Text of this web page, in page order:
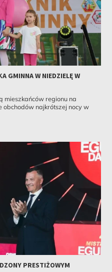
GMINNA W NIEDZIELĘ W
mieszkańców regionu na
najkrótszej nocy w
PRESTIŻOWYM